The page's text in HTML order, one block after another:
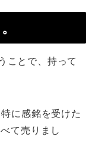
ことで、持って
に感銘を受けた
て売りまし